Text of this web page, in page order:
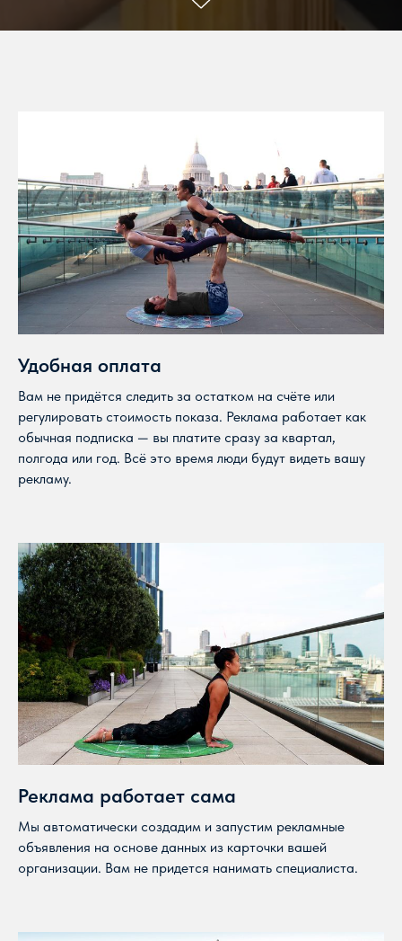
Удобная оплата
Вам не придётся следить за остатком на счёте или
регулировать стоимость показа. Реклама работает как
обычная подписка — вы платите сразу за квартал,
полгода или год. Всё это время люди будут видеть вашу
рекламу.
Реклама работает сама
Мы автоматически создадим и запустим рекламные
объявления на основе данных из карточки вашей
организации. Вам не придется нанимать специалиста.